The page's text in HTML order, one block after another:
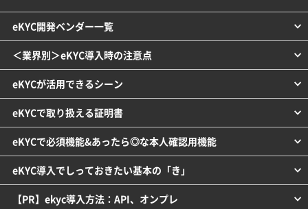
eKYC開発ベンダー一覧
＜業界別＞eKYC導入時の注意点
eKYCが活用できるシーン
eKYCで取り扱える証明書
eKYCで必須機能&あったら◎な本人確認用機能
eKYC導入でしっておきたい基本の「き」
【PR】ekyc導入方法：API、オンプレ